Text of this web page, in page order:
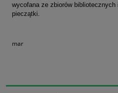
wycofana ze zbiorów
pieczątki.
mar